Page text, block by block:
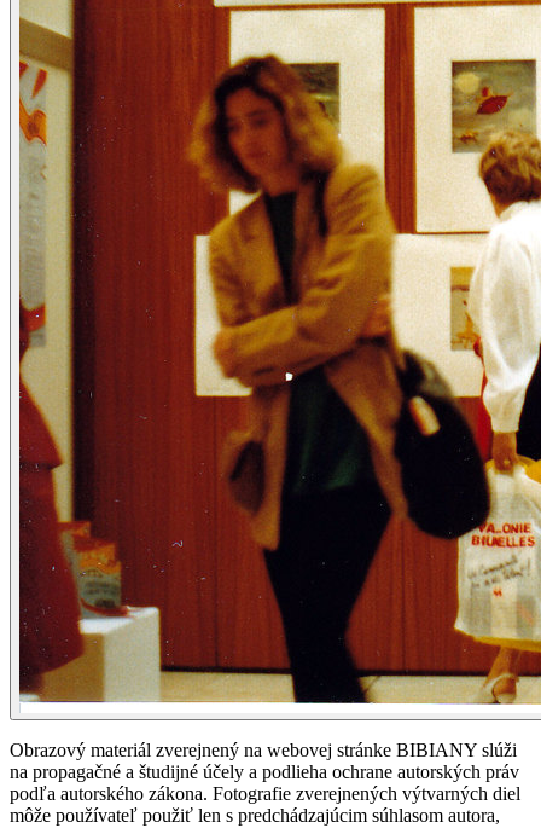
Obrazový materiál zverejnený na webovej stránke BIBIANY slúži
na propagačné a študijné účely a podlieha ochrane autorských práv
podľa autorského zákona. Fotografie zverejnených výtvarných diel
môže používateľ použiť len s predchádzajúcim súhlasom autora,